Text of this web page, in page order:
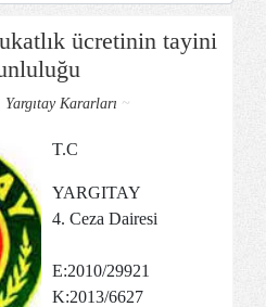
ücretinin tayini
Yargıtay Kararları ~
T.C
YARGITAY
4. Ceza Dairesi
E:2010/29921
K:2013/6627